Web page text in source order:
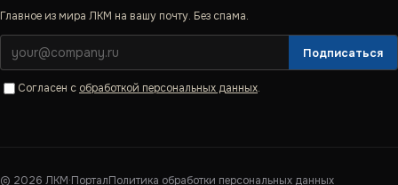
Главное из мира ЛКМ на вашу почту. Без спама.
Подписаться
Согласен с обработкой персональных данных.
© 2026 ЛКМ·ПорталПолитика обработки персональных данных